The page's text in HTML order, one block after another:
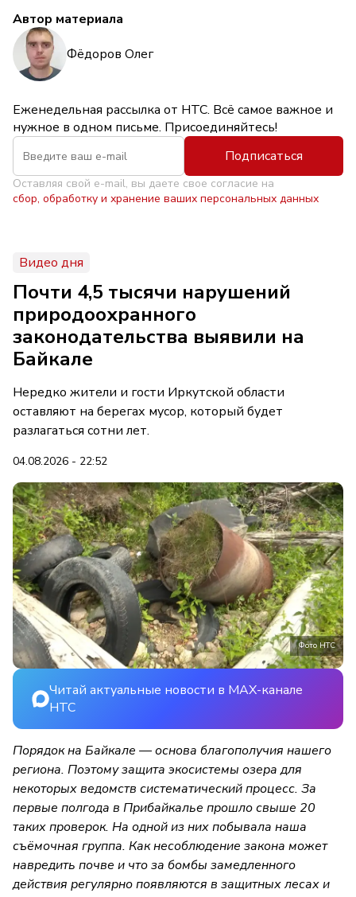
Автор материала
Фёдоров Олег
Еженедельная рассылка от НТС. Всё самое важное и
нужное в одном письме. Присоединяйтесь!
Подписаться
Оставляя свой e-mail, вы даете свое согласие на
сбор, обработку и хранение ваших персональных данных
Видео дня
Почти 4,5 тысячи нарушений
природоохранного
законодательства выявили на
Байкале
Нередко жители и гости Иркутской области
оставляют на берегах мусор, который будет
разлагаться сотни лет.
04.08.2026 - 22:52
Фото НТС
Читай актуальные новости в MAX-канале
НТС
Порядок на Байкале — основа благополучия нашего
региона. Поэтому защита экосистемы озера для
некоторых ведомств систематический процесс. За
первые полгода в Прибайкалье прошло свыше 20
таких проверок. На одной из них побывала наша
съёмочная группа. Как несоблюдение закона может
навредить почве и что за бомбы замедленного
действия регулярно появляются в защитных лесах и